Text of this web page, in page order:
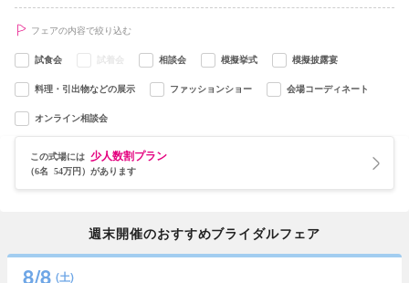
フェアの内容で絞り込む
試食会 試着会 相談会 模擬挙式 模擬披露宴
料理・引出物などの展示 ファッションショー 会場コーディネート
オンライン相談会
この式場には 少人数割プラン
（6名 54万円）があります
週末開催のおすすめブライダルフェア
8/8 (土)